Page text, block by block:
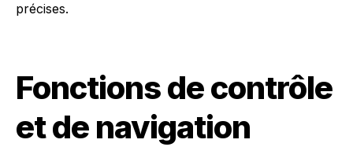
précises.
Fonctions de contrôle
et de navigation